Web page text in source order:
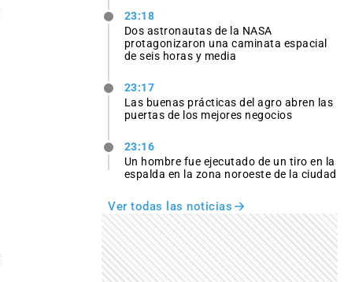
23:18
Dos astronautas de la NASA
protagonizaron una caminata espacial
de seis horas y media
23:17
Las buenas prácticas del agro abren las
puertas de los mejores negocios
23:16
Un hombre fue ejecutado de un tiro en la
espalda en la zona noroeste de la ciudad
Ver todas las noticias